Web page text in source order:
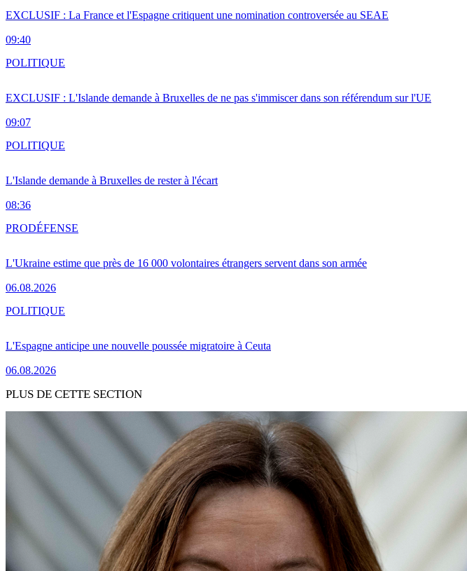
EXCLUSIF : La France et l'Espagne critiquent une nomination controversée au SEAE
09:40
EXCLUSIF : L'Islande demande à Bruxelles de ne pas s'immiscer dans son référendum sur l'UE
09:07
POLITIQUE
L'Islande demande à Bruxelles de rester à l'écart
08:36
POLITIQUE
L'Ukraine estime que près de 16 000 volontaires étrangers servent dans son armée
06.08.2026
PRODÉFENSE
L'Espagne anticipe une nouvelle poussée migratoire à Ceuta
06.08.2026
POLITIQUE
PLUS DE CETTE SECTION